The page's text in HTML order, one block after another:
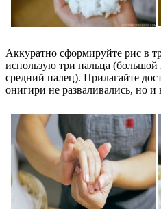
Аккуратно сформируйте рис в
использую три пальца (большой
средний палец). Прилагайте
онигири не разваливались, но и